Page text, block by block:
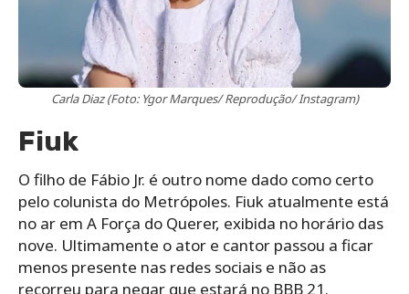
Carla Diaz (Foto: Ygor Marques/ Reprodução/ Instagram)
Fiuk
O filho de Fábio Jr. é outro nome dado como certo
pelo colunista do Metrópoles. Fiuk atualmente está
no ar em A Força do Querer, exibida no horário das
nove. Ultimamente o ator e cantor passou a ficar
menos presente nas redes sociais e não as
recorreu para negar que estará no BBB 21.